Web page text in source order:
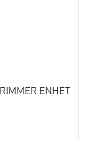
ENHET